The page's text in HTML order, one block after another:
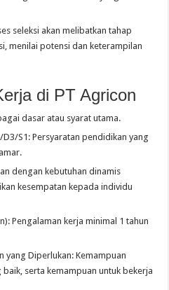
seleksi akan melibatkan tahap
menilai potensi dan keterampilan
di PT Agricon
dasar atau syarat utama.
S1: Persyaratan pendidikan yang
dengan kebutuhan dinamis
kesempatan kepada individu
Pengalaman kerja minimal 1 tahun
yang Diperlukan: Kemampuan
serta kemampuan untuk bekerja